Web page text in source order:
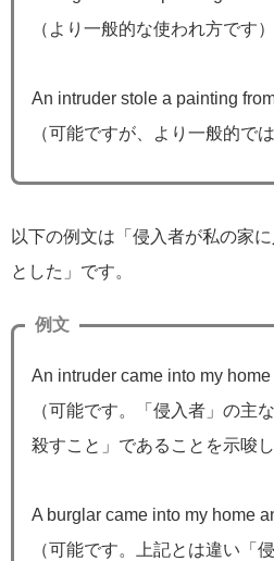
（より一般的な使われ方です）
An intruder stole a painting
（可能ですが、より一般的で
以下の例文は「侵入者が私の家
とした」です。
例文
An intruder came into my
（可能です。「侵入者」の主
殺すこと」であることを示唆し
A burglar came into my home
（可能です。上記とは違い「